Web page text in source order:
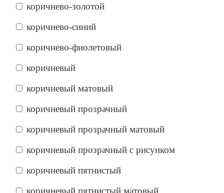
коричнево-золотой
коричнево-синий
коричнево-фиолетовый
коричневый
коричневый матовый
коричневый прозрачный
коричневый прозрачный матовый
коричневый прозрачный с рисунком
коричневый пятнистый
коричневый пятнистый матовый